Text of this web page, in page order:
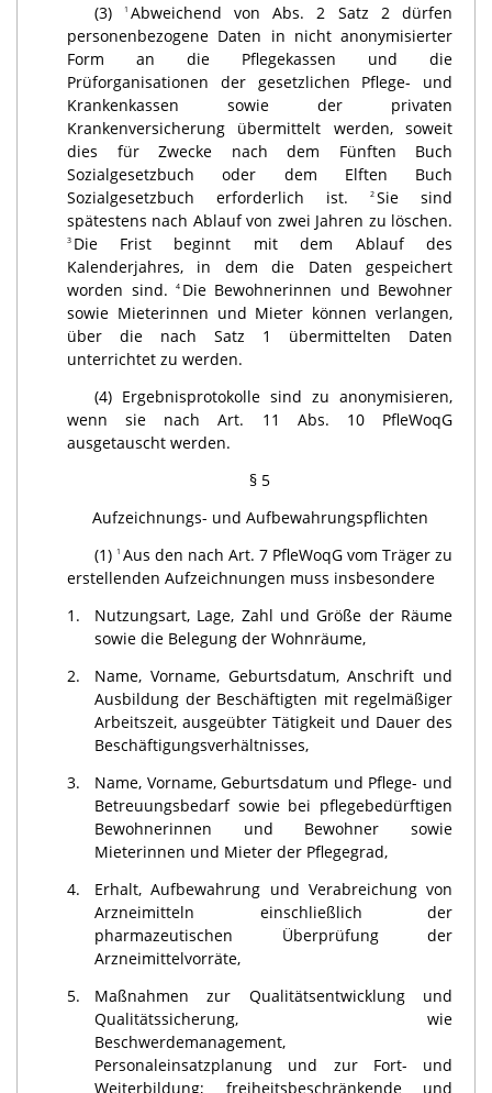
(3)
1 Abweichend von Abs. 2 Satz 2 dürfen
personenbezogene Daten in nicht anonymisierter
Form an die Pflegekassen und die
Prüforganisationen der gesetzlichen Pflege- und
Krankenkassen sowie der privaten
Krankenversicherung übermittelt werden, soweit
dies für Zwecke nach dem Fünften Buch
Sozialgesetzbuch oder dem Elften Buch
Sozialgesetzbuch erforderlich ist.2 Sie sind
spätestens nach Ablauf von zwei Jahren zu löschen.
3 Die Frist beginnt mit dem Ablauf des
Kalenderjahres, in dem die Daten gespeichert
worden sind.
4 Die Bewohnerinnen und Bewohner
sowie Mieterinnen und Mieter können verlangen,
über die nach Satz 1 übermittelten Daten
unterrichtet zu werden.
(4) Ergebnisprotokolle sind zu anonymisieren,
wenn sie nach Art. 11 Abs. 10 PfleWoqG
ausgetauscht werden.
§ 5
Aufzeichnungs- und Aufbewahrungspflichten
(1) 1 Aus den nach Art. 7 PfleWoqG vom Träger zu
erstellenden Aufzeichnungen muss insbesondere
1.
Nutzungsart, Lage, Zahl und Größe der Räume
sowie die Belegung der Wohnräume,
2.
Name, Vorname, Geburtsdatum, Anschrift und
Ausbildung der Beschäftigten mit regelmäßiger
Arbeitszeit, ausgeübter Tätigkeit und Dauer des
Beschäftigungsverhältnisses,
3.
Name, Vorname, Geburtsdatum und Pflege- und
Betreuungsbedarf sowie bei pflegebedürftigen
Bewohnerinnen und Bewohner sowie
Mieterinnen und Mieter der Pflegegrad,
4.
Erhalt, Aufbewahrung und Verabreichung von
Arzneimitteln einschließlich der
pharmazeutischen Überprüfung der
Arzneimittelvorräte,
5.
Maßnahmen zur Qualitätsentwicklung und
Qualitätssicherung, wie
Beschwerdemanagement,
Personaleinsatzplanung und zur Fort- und
Weiterbildung; freiheitsbeschränkende und